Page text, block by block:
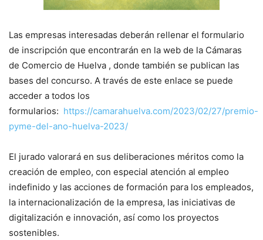
Las empresas interesadas deberán rellenar el formulario
de inscripción que encontrarán en la web de la Cámaras
de Comercio de Huelva , donde también se publican las
bases del concurso. A través de este enlace se puede
acceder a todos los
formularios: https://camarahuelva.com/2023/02/27/premio-
pyme-del-ano-huelva-2023/
El jurado valorará en sus deliberaciones méritos como la
creación de empleo, con especial atención al empleo
indefinido y las acciones de formación para los empleados,
la internacionalización de la empresa, las iniciativas de
digitalización e innovación, así como los proyectos
sostenibles.